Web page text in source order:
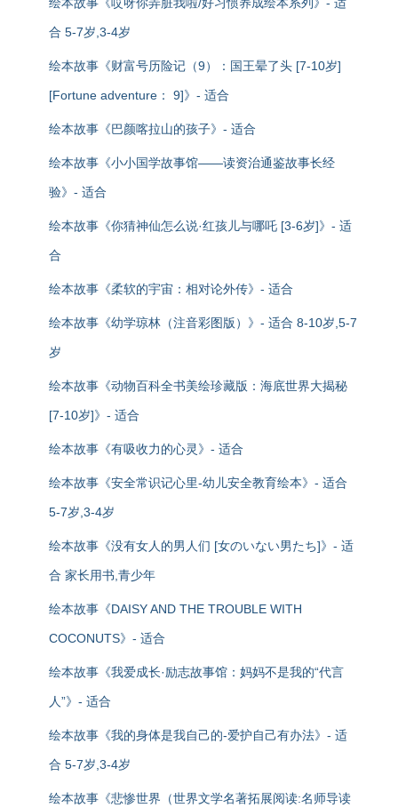
合 5-7岁,3-4岁
绘本故事《财富号历险记（9）：国王晕了头 [7-10岁]
[Fortune adventure： 9]》- 适合
绘本故事《巴颜喀拉山的孩子》- 适合
绘本故事《小小国学故事馆——读资治通鉴故事长经
验》- 适合
绘本故事《你猜神仙怎么说·红孩儿与哪吒 [3-6岁]》- 适
合
绘本故事《柔软的宇宙：相对论外传》- 适合
绘本故事《幼学琼林（注音彩图版）》- 适合 8-10岁,5-7
岁
绘本故事《动物百科全书美绘珍藏版：海底世界大揭秘
[7-10岁]》- 适合
绘本故事《有吸收力的心灵》- 适合
绘本故事《安全常识记心里-幼儿安全教育绘本》- 适合
5-7岁,3-4岁
绘本故事《没有女人的男人们 [女のいない男たち]》- 适
合 家长用书,青少年
绘本故事《DAISY AND THE TROUBLE WITH
COCONUTS》- 适合
绘本故事《我爱成长·励志故事馆：妈妈不是我的“代言
人”》- 适合
绘本故事《我的身体是我自己的-爱护自己有办法》- 适
合 5-7岁,3-4岁
绘本故事《悲惨世界（世界文学名著拓展阅读:名师导读